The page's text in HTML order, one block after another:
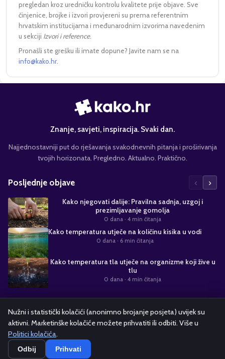
pregledan kroz uredničku kontrolu kvalitete prije objave. Sve
činjenice, brojke i izvori provjereni su prema referentnim
hrvatskim institucijama i međunarodnim izvorima navedenim
u sekciji Izvori i reference.
Pronašli ste grešku ili imate dopune? Javite nam se na
info@kako.hr
Znanje, savjeti, inspiracija. Svaki dan.
Najjednostavniji put do rješavanja svakodnevnih pitanja i proširivanja
tvojih horizonata. Pregledno. Aktualno. Praktično.
Posljednje objave ‹ ›
Kako njegovati dalije: Pravilna sadnja, uzgoj i
prezimljavanje gomolja
0 dana · 4 min čitanja
Kako temperatura utječe na količinu kisika u vodi
0 dana· 6 min čitanja
Kako temperatura tla utječe na organizme koji žive u
tlu
0 dana · 4 min čitanja
Suradnja s nama
Alati i kalkulatori OglašavanjePolitika kolačićaPravila privatnosti
Copyright © 2026
Nužni i statistički kolačići (anonimno brojanje posjeta) uvijek su
aktivni. Marketinške kolačiće možete prihvatiti ili odbiti. Više u
Politici kolačića.
Odbij Prihvati